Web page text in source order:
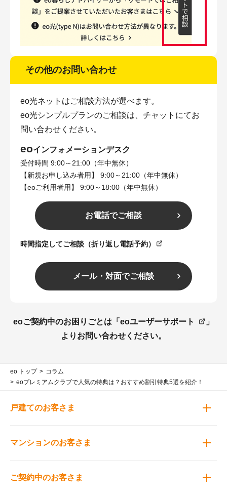
その他のお問い合わせ
eo光ネットはご相談方法が選べます。
eo光シンプルプランのご相談は、チャットにてお
問い合わせください。
eoインフォメーションデスク
受付時間 9:00～21:00（年中無休）
【新規お申し込み者用】 9:00～21:00（年中無休）
【eoご利用者用】 9:00～18:00（年中無休）
お電話でご相談
時間指定してご相談（折り返し電話予約）
メール・対面でご相談
eoご契約中のお困りごとは「 eoユーザーサポート
」
よりお問い合わせください。
eo トップ
コラム
eoプレミアムクラブで人気の特典は？おすすめ割引特典5選を紹介！
戸建てのお客さま
マンションのお客さま
ご契約中のお客さま